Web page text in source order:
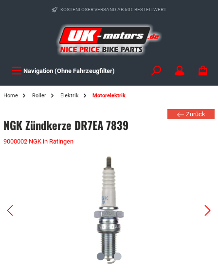
KOSTENLOSER VERSAND AB 60€ BESTELLWERT
Navigation (Ohne Fahrzeugfilter)
Home Roller Elektrik Motorelektrik
Zurück
NGK Zündkerze DR7EA 7839
9000002 NGK in Ratingen